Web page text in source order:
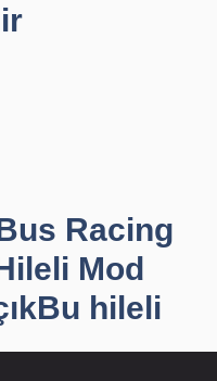
Racing
Mod
hileli